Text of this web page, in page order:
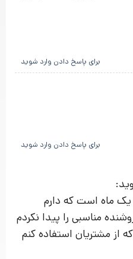
برای پاسخ دادن وارد شوید
برای پاسخ دادن وارد شوید
یک ماه است که دارم
مناسبی را پیدا نکردم
از مشتریان استفاده کنم